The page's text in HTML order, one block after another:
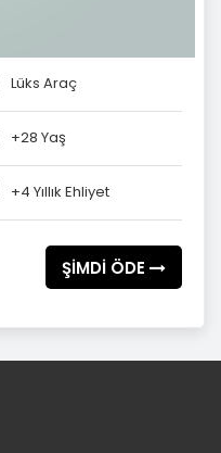
Lüks Araç
+28 Yaş
+4 Yıllık Ehliyet
ŞİMDİ ÖDE